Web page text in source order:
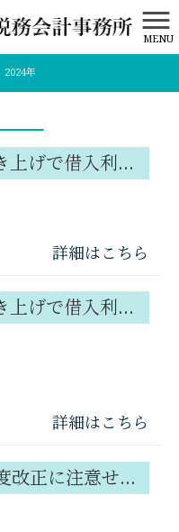
MENU
2024年
短期プライムレート引き上げで借入利率も上昇！？ 中小企業の金利上昇対策とは
詳細はこちら
短期プライムレート引き上げで借入利率も上昇！？ 中小企業の金利上昇対策とは
詳細はこちら
経営セーフティ共済 制度改正に注意せよ！